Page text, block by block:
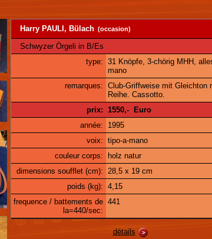
Harry PAULI, Bülach (occasion)
Schwyzer Örgeli in B/Es
type: 31 Knöpfe, 3-chörig MHH,
mano
remarques: Club-Griffweise mit Gleichton
Reihe. Cassotto.
prix:
1550,- Euro
année:
1995
voix: tipo-a-mano
couleur corps:
holz natur
dimensions soufflet (cm):
28,5 x 19 cm
poids (kg): 4,15
frequence / battements de
la=440/sec:
441
détails